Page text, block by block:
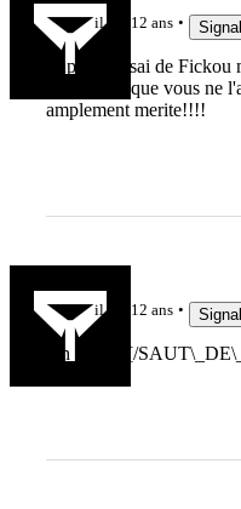
il y a 12 ans
Superbe essai de
Dommage que vous ne
amplement merite!!!!
il y a 12 ans
Oh le joli \[/